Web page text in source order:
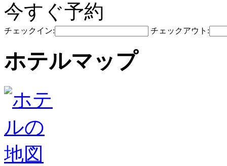
今すぐ予約
チェックイン: チェックアウト:
ホテルマップ